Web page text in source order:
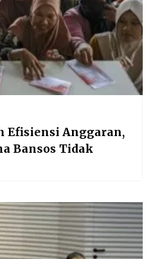
Efisiensi Anggaran,
Bansos Tidak